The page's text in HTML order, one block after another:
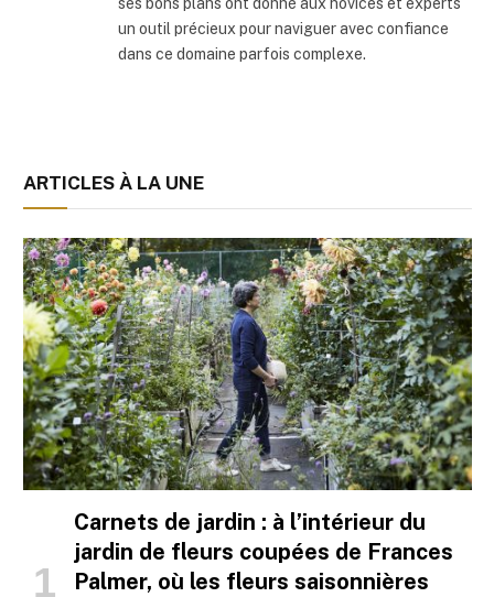
un outil précieux pour naviguer avec confiance
dans ce domaine parfois complexe.
ARTICLES À LA UNE
Carnets de jardin : à l’intérieur du
jardin de fleurs coupées de Frances
Palmer, où les fleurs saisonnières